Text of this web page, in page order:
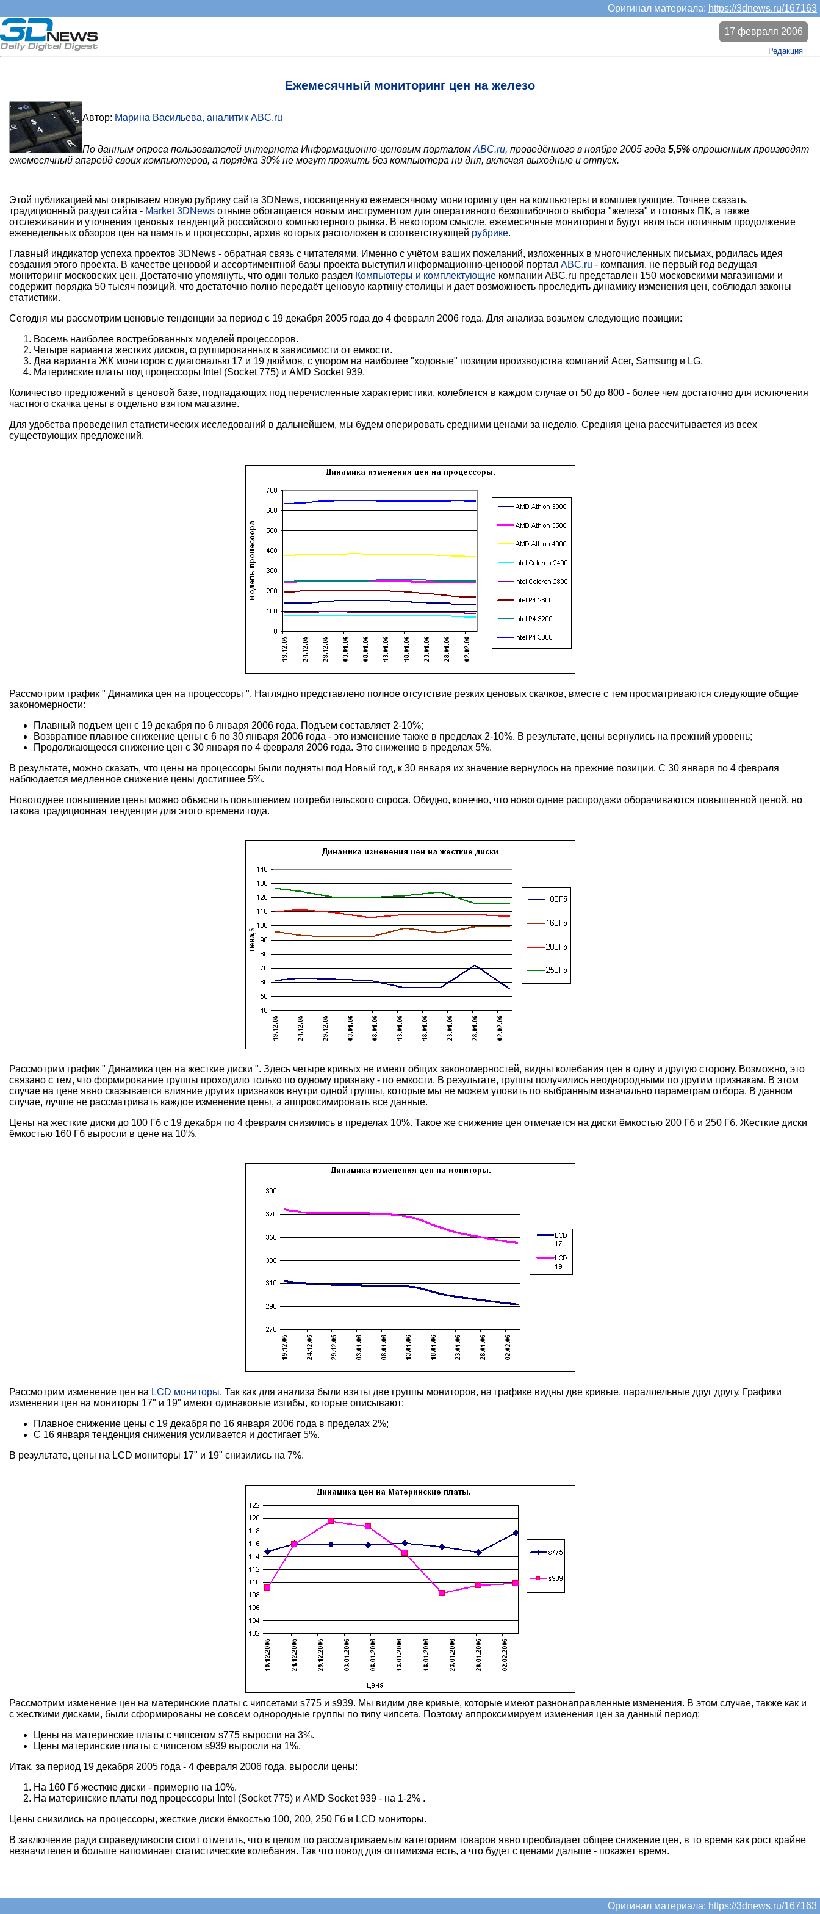
Оригинал материала: https://3dnews.ru/167163
Ежемесячный мониторинг цен на железо
17 февраля 2006
Редакция
Автор: Марина Васильева, аналитик ABC.ru
По данным опроса пользователей интернета Информационно-ценовым порталом ABC.ru, проведённого в ноябре 2005 года 5,5% опрошенных производят
ежемесячный апгрейд своих компьютеров, а порядка 30% не могут прожить без компьютера ни дня, включая выходные и отпуск.
Этой публикацией мы открываем новую рубрику сайта 3DNews, посвященную ежемесячному мониторингу цен на компьютеры и комплектующие. Точнее сказать,
традиционный раздел сайта - Market 3DNews отныне обогащается новым инструментом для оперативного безошибочного выбора "железа" и готовых ПК, а также
отслеживания и уточнения ценовых тенденций российского компьютерного рынка. В некотором смысле, ежемесячные мониторинги будут являться логичным продолжение
еженедельных обзоров цен на память и процессоры, архив которых расположен в соответствующей рубрике.
Главный индикатор успеха проектов 3DNews - обратная связь с читателями. Именно с учётом ваших пожеланий, изложенных в многочисленных письмах, родилась идея
создания этого проекта. В качестве ценовой и ассортиментной базы проекта выступил информационно-ценовой портал ABC.ru - компания, не первый год ведущая
мониторинг московских цен. Достаточно упомянуть, что один только раздел Компьютеры и комплектующие компании ABC.ru представлен 150 московскими магазинами и
содержит порядка 50 тысяч позиций, что достаточно полно передаёт ценовую картину столицы и дает возможность проследить динамику изменения цен, соблюдая законы
статистики.
Сегодня мы рассмотрим ценовые тенденции за период с 19 декабря 2005 года до 4 февраля 2006 года. Для анализа возьмем следующие позиции:
Восемь наиболее востребованных моделей процессоров.
Четыре варианта жестких дисков, сгруппированных в зависимости от емкости.
Два варианта ЖК мониторов с диагональю 17 и 19 дюймов, с упором на наиболее "ходовые" позиции производства компаний Acer, Samsung и LG.
Материнские платы под процессоры Intel (Socket 775) и AMD Socket 939.
Количество предложений в ценовой базе, подпадающих под перечисленные характеристики, колеблется в каждом случае от 50 до 800 - более чем достаточно для исключения
частного скачка цены в отдельно взятом магазине.
Для удобства проведения статистических исследований в дальнейшем, мы будем оперировать средними ценами за неделю. Средняя цена рассчитывается из всех
существующих предложений.
Рассмотрим график " Динамика цен на процессоры ". Наглядно представлено полное отсутствие резких ценовых скачков, вместе с тем просматриваются следующие общие
закономерности:
Плавный подъем цен с 19 декабря по 6 января 2006 года. Подъем составляет 2-10%;
Возвратное плавное снижение цены с 6 по 30 января 2006 года - это изменение также в пределах 2-10%. В результате, цены вернулись на прежний уровень;
Продолжающееся снижение цен с 30 января по 4 февраля 2006 года. Это снижение в пределах 5%.
В результате, можно сказать, что цены на процессоры были подняты под Новый год, к 30 января их значение вернулось на прежние позиции. С 30 января по 4 февраля
наблюдается медленное снижение цены достигшее 5%.
Новогоднее повышение цены можно объяснить повышением потребительского спроса. Обидно, конечно, что новогодние распродажи оборачиваются повышенной ценой, но
такова традиционная тенденция для этого времени года.
Рассмотрим график " Динамика цен на жесткие диски ". Здесь четыре кривых не имеют общих закономерностей, видны колебания цен в одну и другую сторону. Возможно, это
связано с тем, что формирование группы проходило только по одному признаку - по емкости. В результате, группы получились неоднородными по другим признакам. В этом
случае на цене явно сказывается влияние других признаков внутри одной группы, которые мы не можем уловить по выбранным изначально параметрам отбора. В данном
случае, лучше не рассматривать каждое изменение цены, а аппроксимировать все данные.
Цены на жесткие диски до 100 Гб с 19 декабря по 4 февраля снизились в пределах 10%. Такое же снижение цен отмечается на диски ёмкостью 200 Гб и 250 Гб. Жесткие диски
ёмкостью 160 Гб выросли в цене на 10%.
Рассмотрим изменение цен на LCD мониторы. Так как для анализа были взяты две группы мониторов, на графике видны две кривые, параллельные друг другу. Графики
изменения цен на мониторы 17" и 19" имеют одинаковые изгибы, которые описывают:
Плавное снижение цены с 19 декабря по 16 января 2006 года в пределах 2%;
С 16 января тенденция снижения усиливается и достигает 5%.
В результате, цены на LCD мониторы 17" и 19" снизились на 7%.
Рассмотрим изменение цен на материнские платы с чипсетами s775 и s939. Мы видим две кривые, которые имеют разнонаправленные изменения. В этом случае, также как и
с жесткими дисками, были сформированы не совсем однородные группы по типу чипсета. Поэтому аппроксимируем изменения цен за данный период:
Цены на материнские платы с чипсетом s775 выросли на 3%.
Цены материнские платы с чипсетом s939 выросли на 1%.
Итак, за период 19 декабря 2005 года - 4 февраля 2006 года, выросли цены:
На 160 Гб жесткие диски - примерно на 10%.
На материнские платы под процессоры Intel (Socket 775) и AMD Socket 939 - на 1-2% .
Цены снизились на процессоры, жесткие диски ёмкостью 100, 200, 250 Гб и LCD мониторы.
В заключение ради справедливости стоит отметить, что в целом по рассматриваемым категориям товаров явно преобладает общее снижение цен, в то время как рост крайне
незначителен и больше напоминает статистические колебания. Так что повод для оптимизма есть, а что будет с ценами дальше - покажет время.
Оригинал материала: https://3dnews.ru/167163